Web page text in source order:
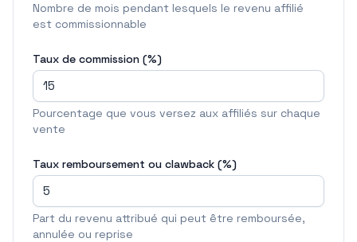
Nombre de mois pendant lesquels le revenu affilié
est commissionnable
Taux de commission (%)
Pourcentage que vous versez aux affiliés sur chaque
vente
Taux remboursement ou clawback (%)
Part du revenu attribué qui peut être remboursée,
annulée ou reprise